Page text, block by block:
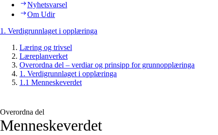
Nyhetsvarsel
Om Udir
1. Verdigrunnlaget i opplæringa
Læring og trivsel
Læreplanverket
Overordna del – verdiar og prinsipp for grunnopplæringa
1. Verdigrunnlaget i opplæringa
1.1 Menneskeverdet
Overordna del
Menneskeverdet